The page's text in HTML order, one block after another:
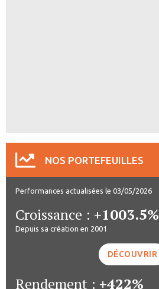
NOS PORTEFEUILLES
Performances actualisées le 03/05/2026
Croissance : +1003.5%
Depuis sa création en 2001
DÉCOUVRIR
Rendement : +422%